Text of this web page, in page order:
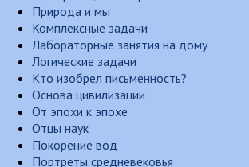
Природа и мы
Комплексные задачи
Лабораторные занятия на дому
Логические задачи
Кто изобрел письменность?
Основа цивилизации
От эпохи к эпохе
Отцы наук
Покорение вод
Портреты средневековья